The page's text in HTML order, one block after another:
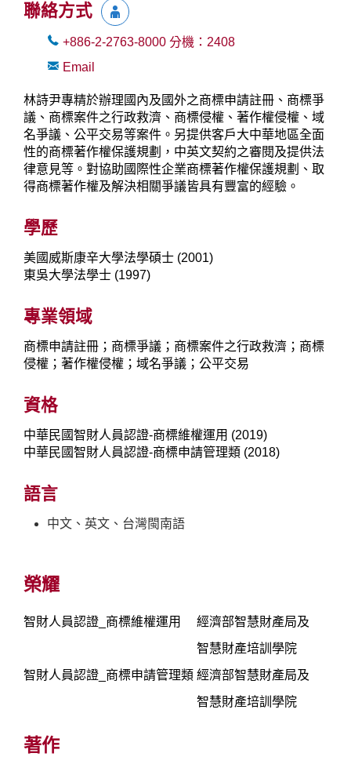
聯絡方式
+886-2-2763-8000 分機： 2408
Email
林詩尹專精於辦理國內及國外之商標申請註冊、商標爭
議、商標案件之行政救濟、商標侵權、著作權侵權、域
名爭議、公平交易等案件。另提供客戶大中華地區全面
性的商標著作權保護規劃，中英文契約之審閱及提供法
律意見等。對協助國際性企業商標著作權保護規劃、取
得商標著作權及解決相關爭議皆具有豐富的經驗。
學歷
美國威斯康辛大學法學碩士 (2001)
東吳大學法學士 (1997)
專業領域
商標申請註冊；商標爭議；商標案件之行政救濟；商標
侵權；著作權侵權；域名爭議；公平交易
資格
中華民國智財人員認證-商標維權運用 (2019)
中華民國智財人員認證-商標申請管理類 (2018)
語言
中文、英文、台灣閩南語
榮耀
智財人員認證_商標維權運用
經濟部智慧財產局及
智慧財產培訓學院
智財人員認證_商標申請管理類 經濟部智慧財產局及
智慧財產培訓學院
著作